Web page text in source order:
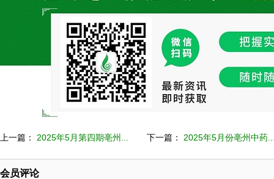
上一篇： 2025年5月第四期亳州... 下一篇： 2025年5月份亳州中药
会员评论